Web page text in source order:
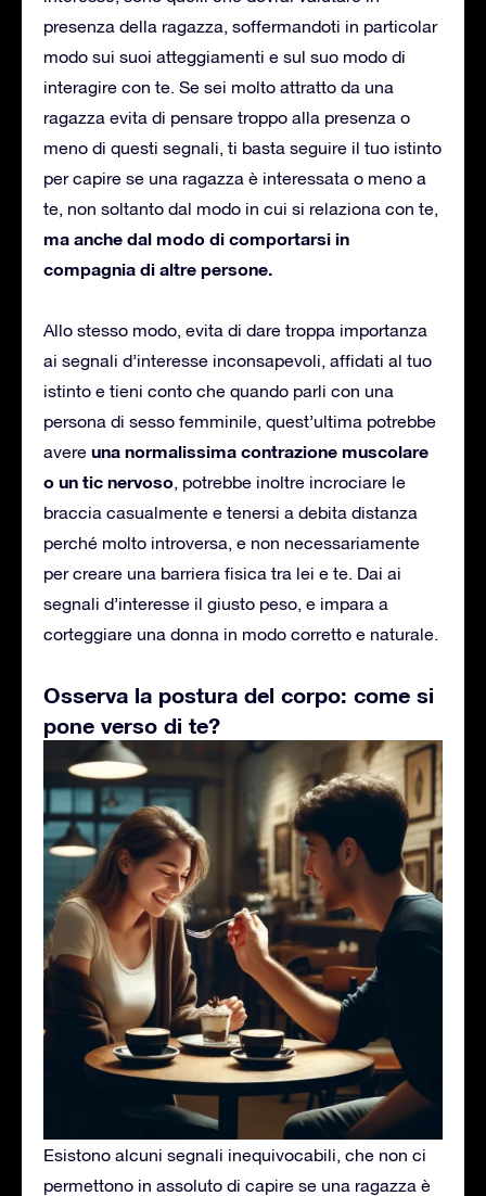
presenza della ragazza, soffermandoti in particolar
modo sui suoi atteggiamenti e sul suo modo di
interagire con te. Se sei molto attratto da una
ragazza evita di pensare troppo alla presenza o
meno di questi segnali, ti basta seguire il tuo istinto
per capire se una ragazza è interessata o meno a
te, non soltanto dal modo in cui si relaziona con te,
ma anche dal modo di comportarsi in
compagnia di altre persone.
Allo stesso modo, evita di dare troppa importanza
ai segnali d’interesse inconsapevoli, affidati al tuo
istinto e tieni conto che quando parli con una
persona di sesso femminile, quest’ultima potrebbe
avere una normalissima contrazione muscolare
o un tic nervoso, potrebbe inoltre incrociare le
braccia casualmente e tenersi a debita distanza
perché molto introversa, e non necessariamente
per creare una barriera fisica tra lei e te. Dai ai
segnali d’interesse il giusto peso, e impara a
corteggiare una donna in modo corretto e naturale.
Osserva la postura del corpo: come si
pone verso di te?
Esistono alcuni segnali inequivocabili, che non ci
permettono in assoluto di capire se una ragazza è